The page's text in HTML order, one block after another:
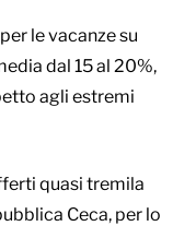
le vacanze su
dal 15 al 20%,
agli estremi
quasi tremila
Ceca, per lo